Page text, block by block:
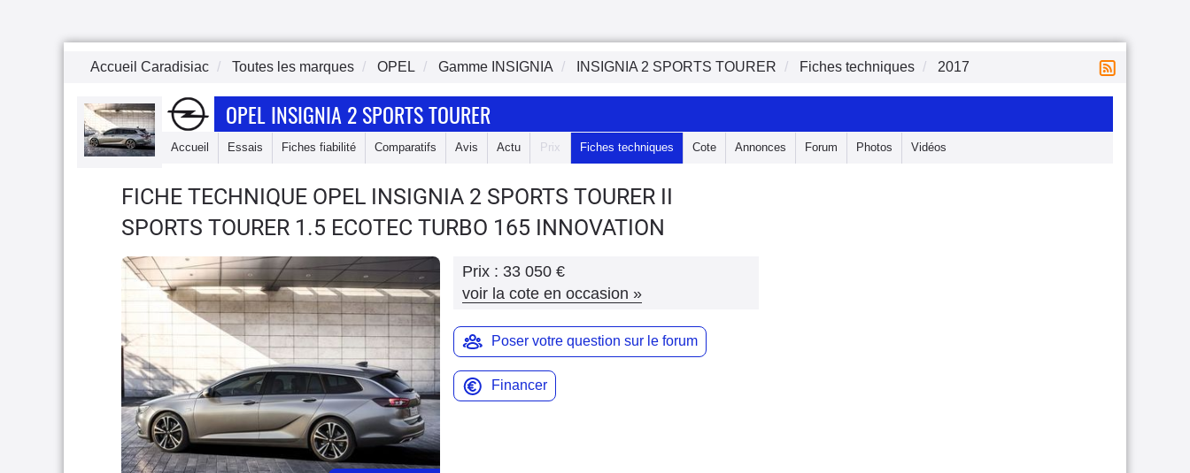
Accueil Caradisiac Toutes les marques OPEL Gamme INSIGNIA INSIGNIA 2 SPORTS TOURER Fiches techniques 2017
OPEL INSIGNIA 2 SPORTS TOURER
Accueil Essais Fiches fiabilité Comparatifs Avis Actu Prix Fiches techniques Cote Annonces Forum Photos Vidéos
FICHE TECHNIQUE OPEL INSIGNIA 2 SPORTS TOURER II
SPORTS TOURER 1.5 ECOTEC TURBO 165 INNOVATION
Prix : 33 050 €
voir la cote en occasion »
Poser votre question sur le forum
Financer